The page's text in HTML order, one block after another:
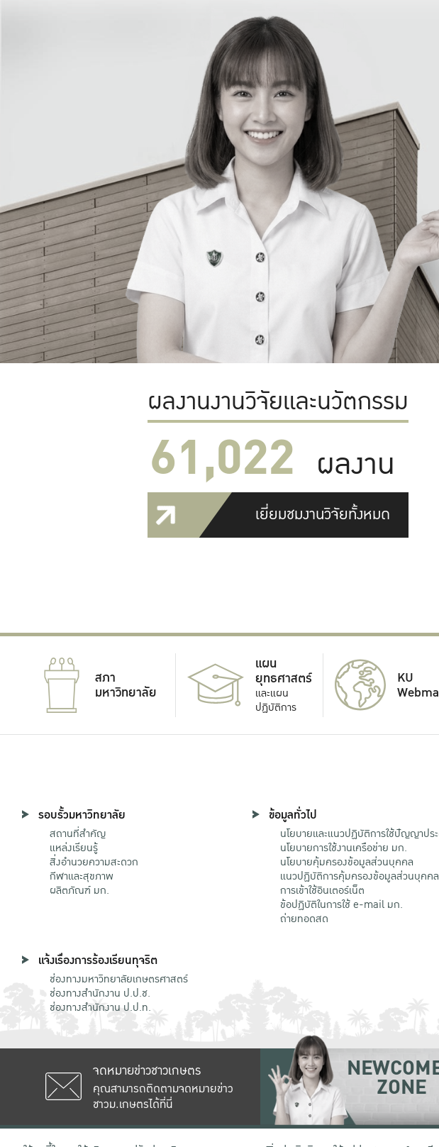
ผลงานงานวิจัยและนวัตกรรม
61,022 ผลงาน
เยี่ยมชมงานวิจัยทั้งหมด
สภา
มหาวิทยาลัย
แผน
ยุทธศาสตร์
และแผน
ปฏิบัติการ
KU
รอบรั้วมหาวิทยาลัย
สถานที่สำคัญ
แหล่งเรียนรู้
สิ่งอำนวยความสะดวก
กีฬาและสุขภาพ
ผลิตภัณฑ์ มก.
ข้อมูลทั่วไป
นโยบายและแนวปฏิบัติการใช้ปัญญาปร
นโยบายการใช้งานเครือข่าย มก.
นโยบายคุ้มครองข้อมูลส่วนบุคคล
แนวปฏิบัติการคุ้มครองข้อมูลส่วนบุคคล
การเข้าใช้อินเตอร์เน็ต
ข้อปฏิบัติในการใช้ e-mail มก.
ถ่ายทอดสด
แจ้งเรื่องการร้องเรียนทุจริต
ช่องทางมหาวิทยาลัยเกษตรศาสตร์
ช่องทางสำนักงาน ป.ป.ช.
ช่องทางสำนักงาน ป.ป.ท.
จดหมายข่าวชาวเกษตร
คุณสามารถติดตามจดหมายข่าว
ชาวม.เกษตรได้ที่นี่
ZONE